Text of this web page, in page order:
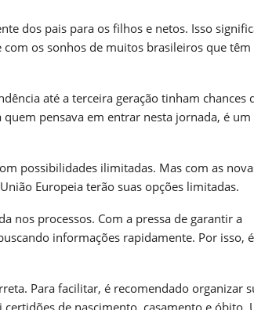
dos pais para os filhos e netos. Isso
com os sonhos de muitos brasileiros que têm
até a terceira geração tinham chances
pensava em entrar nesta jornada, é um
possibilidades ilimitadas. Mas com as
Europeia terão suas opções limitadas.
nos processos. Com a pressa de garantir a
informações rapidamente. Por isso, é
Para facilitar, é recomendado organizar